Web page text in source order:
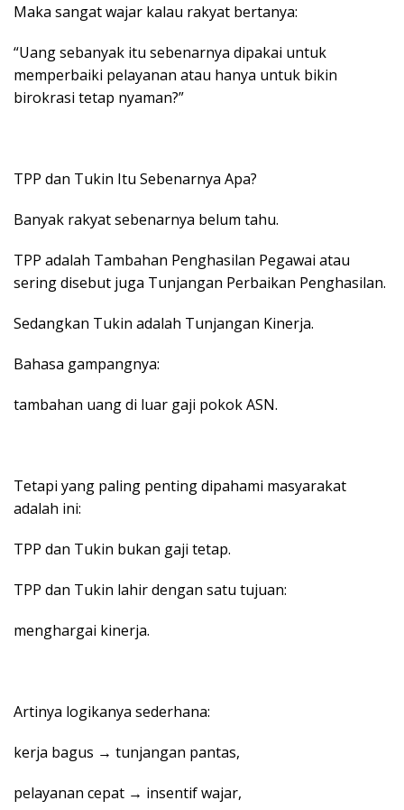
Maka sangat wajar kalau rakyat bertanya:
“Uang sebanyak itu sebenarnya dipakai untuk
memperbaiki pelayanan atau hanya untuk bikin
birokrasi tetap nyaman?”
TPP dan Tukin Itu Sebenarnya Apa?
Banyak rakyat sebenarnya belum tahu.
TPP adalah Tambahan Penghasilan Pegawai atau
sering disebut juga Tunjangan Perbaikan Penghasilan.
Sedangkan Tukin adalah Tunjangan Kinerja.
Bahasa gampangnya:
tambahan uang di luar gaji pokok ASN.
Tetapi yang paling penting dipahami masyarakat
adalah ini:
TPP dan Tukin bukan gaji tetap.
TPP dan Tukin lahir dengan satu tujuan:
menghargai kinerja.
Artinya logikanya sederhana:
kerja bagus → tunjangan pantas,
pelayanan cepat → insentif wajar,